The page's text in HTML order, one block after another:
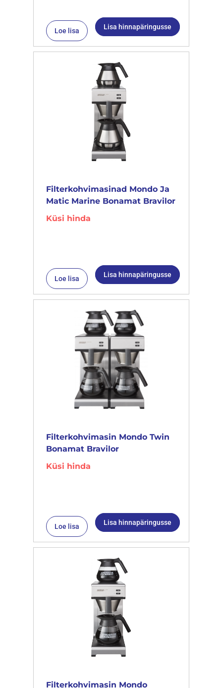
Loe lisa Lisa hinnapäringusse
Filterkohvimasinad Mondo Ja
Matic Marine Bonamat Bravilor
Küsi hinda
Loe lisa Lisa hinnapäringusse
Filterkohvimasin Mondo Twin
Bonamat Bravilor
Küsi hinda
Loe lisa Lisa hinnapäringusse
Filterkohvimasin Mondo